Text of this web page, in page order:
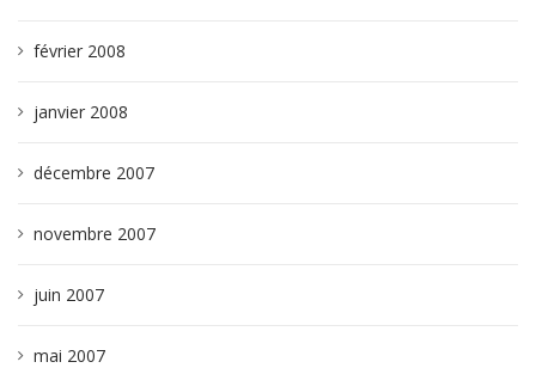
février 2008
janvier 2008
décembre 2007
novembre 2007
juin 2007
mai 2007